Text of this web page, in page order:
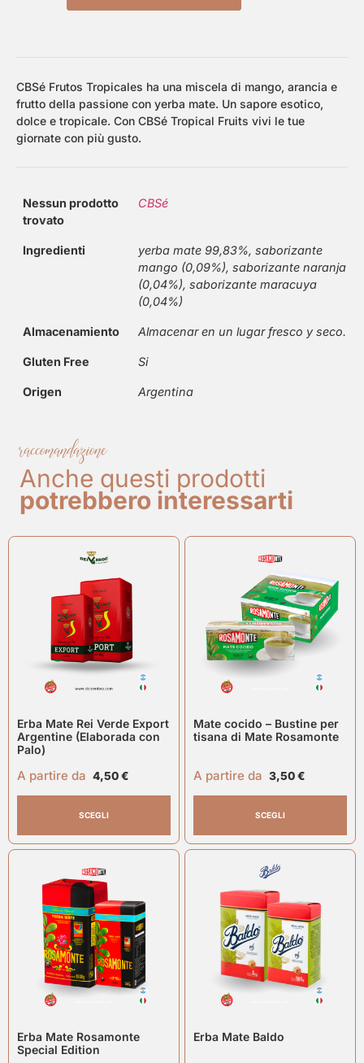
CBSé Frutos Tropicales ha una miscela di mango, arancia e
frutto della passione con yerba mate. Un sapore esotico,
dolce e tropicale. Con CBSé Tropical Fruits vivi le tue
giornate con più gusto.
Nessun prodotto
trovato
CBSé
Ingredienti
yerba mate 99,83%, saborizante
mango (0,09%), saborizante naranja
(0,04%), saborizante maracuya
(0,04%)
Almacenamiento Almacenar en un lugar fresco y seco.
Gluten Free Si
Origen Argentina
raccomandazione
Anche questi prodotti
potrebbero interessarti
Erba Mate Rei Verde Export
Argentine (Elaborada con
Palo)
A partire da 4,50€
SCEGLI
Mate cocido – Bustine per
tisana di Mate Rosamonte
A partire da 3,50€
SCEGLI
Erba Mate Rosamonte
Special Edition
Erba Mate Baldo